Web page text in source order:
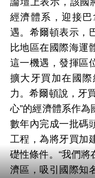
經濟體系，迎接
遇。希爾頓表示，
比地區在國際海運
這一機遇，發揮區
擴大牙買加在國
力。希爾頓說，牙
心”的經濟體系作
數年內完成一批碼
工程，為將牙買加
礎性條件。“我們
濟區，吸引國際知